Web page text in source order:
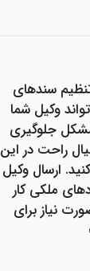
سندهای
وکیل شما
مشکل جلوگیری
راحت در این
ارسال وکیل
ملکی کار
نیاز برای